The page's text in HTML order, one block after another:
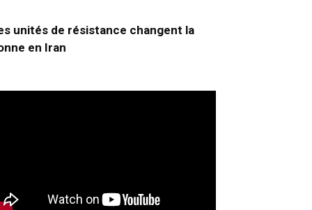
unités de résistance changent la
en Iran